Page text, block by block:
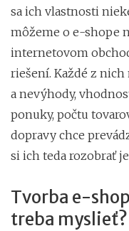
sa ich vlastnosti
môžeme o e-shope
internetovom
riešení. Každé z
a nevýhody,
ponuky, počtu
dopravy chce
si ich teda rozobrať
Tvorba e-
treba myslieť?